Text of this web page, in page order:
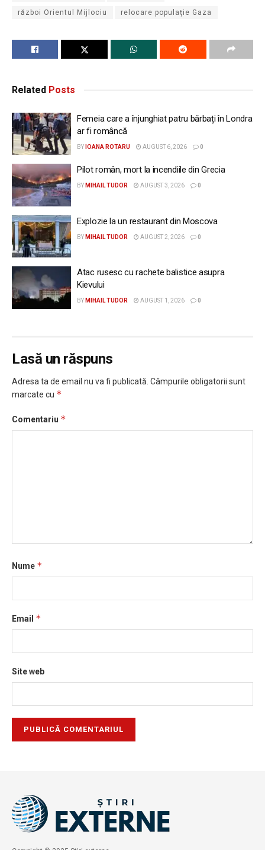
război Orientul Mijlociu relocare populație Gaza
Related Posts
Femeia care a înjunghiat patru bărbați în Londra
ar fi româncă
BY IOANA ROTARU AUGUST 6, 2026 0
Pilot român, mort la incendiile din Grecia
BY MIHAIL TUDOR AUGUST 3, 2026 0
Explozie la un restaurant din Moscova
BY MIHAIL TUDOR AUGUST 2, 2026 0
Atac rusesc cu rachete balistice asupra
Kievului
BY MIHAIL TUDOR AUGUST 1, 2026 0
Lasă un răspuns
Adresa ta de email nu va fi publicată. Câmpurile obligatorii sunt
marcate cu *
Comentariu *
Nume *
Email *
Site web